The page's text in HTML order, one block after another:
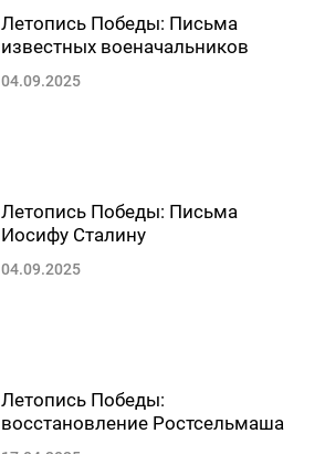
Летопись Победы: Письма
известных военачальников
04.09.2025
Летопись Победы: Письма
Иосифу Сталину
04.09.2025
Летопись Победы:
восстановление Ростсельмаша